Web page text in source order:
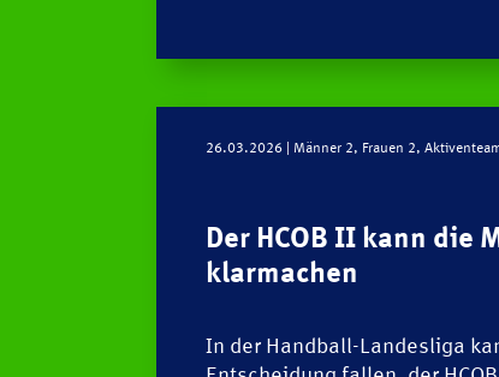
26.03.2026 | Männer 2, Frauen 2,
Der HCOB II kann die
klarmachen
In der Handball-Landesliga